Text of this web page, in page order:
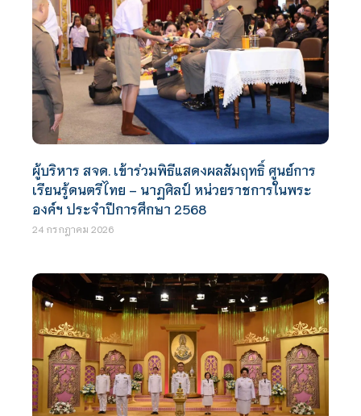
ผู้บริหาร สจด. เข้าร่วมพิธีแสดงผลสัมฤทธิ์ ศูนย์การ
เรียนรู้ดนตรีไทย – นาฏศิลป์ หน่วยราชการในพระ
องค์ฯ ประจำปีการศึกษา 2568
24 กรกฎาคม 2026